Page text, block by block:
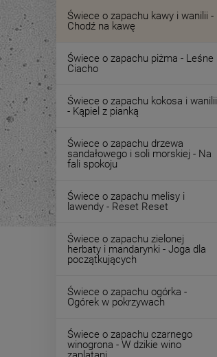
Świece o zapachu kawy i wanilii -
Chodź na kawę
Świece o zapachu piżma - Leśne
Ciacho
Świece o zapachu kokosa i wanilii
- Kąpiel z pianką
Świece o zapachu drzewa
sandałowego i soli morskiej - Na
fali spokoju
Świece o zapachu melisy i
lawendy - Reset Reset
Świece o zapachu zielonej
herbaty i mandarynki - Joga dla
początkujących
Świece o zapachu ogórka -
Ogórek w pokrzywach
Świece o zapachu czarnego
winogrona - W dzikie wino